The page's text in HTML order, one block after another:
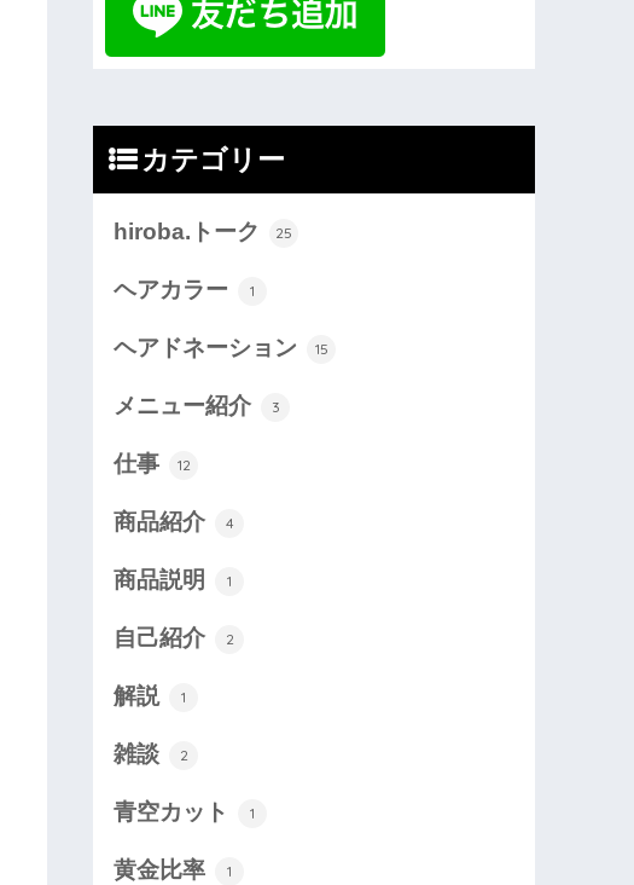
カテゴリー
hiroba.トーク 25
ヘアカラー 1
ヘアドネーション 15
メニュー紹介 3
仕事 12
商品紹介 4
商品説明 1
自己紹介 2
解説 1
雑談 2
青空カット 1
黄金比率 1